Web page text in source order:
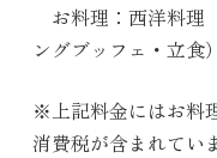
お料理：西洋料理
ングブッフェ・立
※上記料金にはお料
消費税が含まれてい